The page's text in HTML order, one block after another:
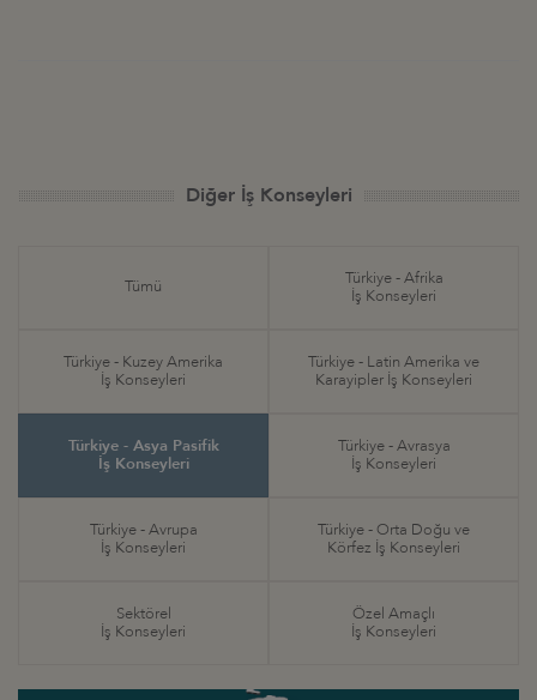
Diğer İş Konseyleri
Tümü
Türkiye - Afrika
İş Konseyleri
Türkiye - Kuzey Amerika
İş Konseyleri
Türkiye - Latin Amerika ve
Karayipler İş Konseyleri
Türkiye - Asya Pasifik
İş Konseyleri
Türkiye - Avrasya
İş Konseyleri
Türkiye - Avrupa
İş Konseyleri
Türkiye - Orta Doğu ve
Körfez İş Konseyleri
Sektörel
İş Konseyleri
Özel Amaçlı
İş Konseyleri